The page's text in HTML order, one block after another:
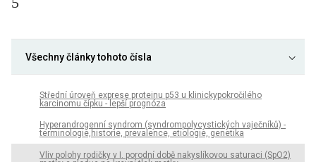
Všechny články tohoto čísla
Střední úroveň exprese proteinu p53 u klinickypokročilého
karcinomu čípku - lepší prognóza
Hyperandrogenní syndrom (syndrompolycystických vaječníků) -
terminologie,historie, prevalence, etiologie, genetika
Vliv polohy rodičky v I. porodní době nakyslíkovou saturaci (SpO2)